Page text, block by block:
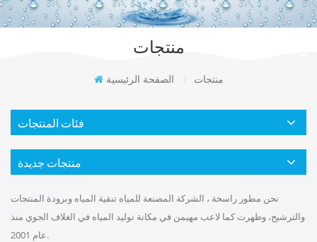
منتجات
الصفحة الرئيسية / منتجات
فئات المنتجات
منتجات جديدة
نحن مطور راسخة ، الشركة المصنعة للمياه تنقية المياه وبرودة المنتجات
والترشيح، وظهرت كما لاعب مهيمن في مكانة توليد المياه في الغلاف الجوي منذ
عام 2001.